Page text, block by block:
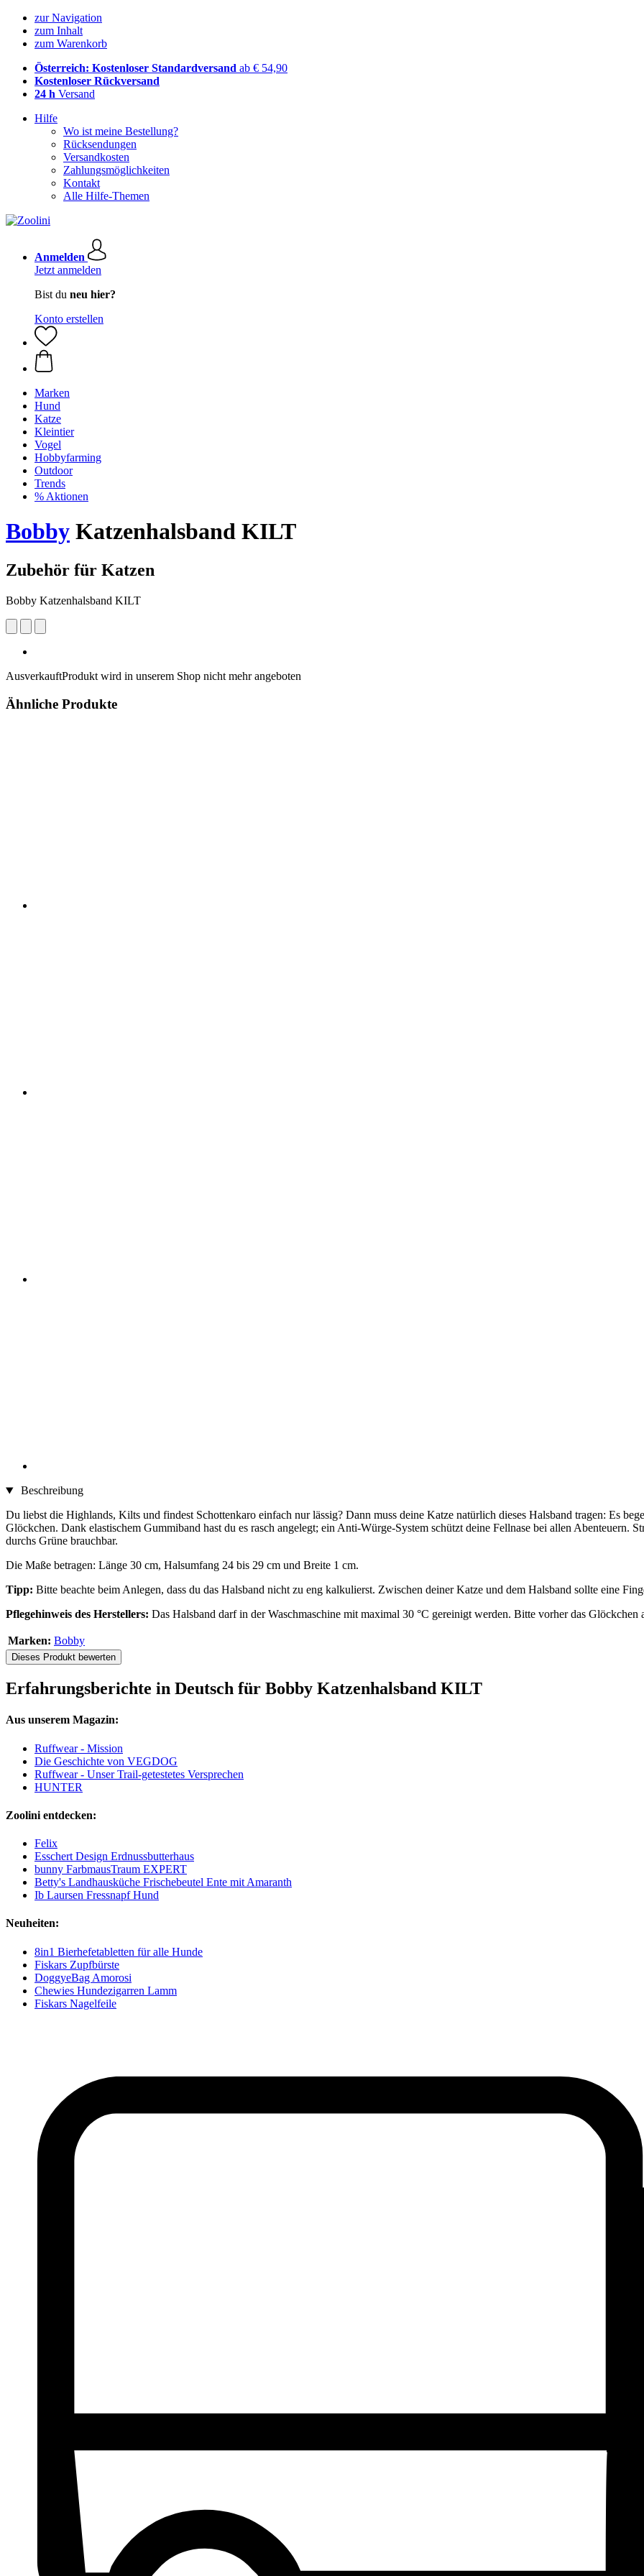
zur Navigation
zum Inhalt
zum Warenkorb
Österreich: Kostenloser Standardversand ab € 54,90
Kostenloser Rückversand
24 h Versand
Hilfe
Wo ist meine Bestellung?
Rücksendungen
Versandkosten
Zahlungsmöglichkeiten
Kontakt
Alle Hilfe-Themen
Anmelden
Jetzt anmelden
Bist du neu hier?
Konto erstellen
Marken
Hund
Katze
Kleintier
Vogel
Hobbyfarming
Outdoor
Trends
% Aktionen
Bobby Katzenhalsband KILT
Zubehör für Katzen
Bobby Katzenhalsband KILT
AusverkauftProdukt wird in unserem Shop nicht mehr angeboten
Ähnliche Produkte
Beschreibung
Du liebst die Highlands, Kilts und findest Schottenkaro einfach nur lässig? Dann muss deine Katze natürlich dieses Halsband tragen: Es
Glöckchen. Dank elastischem Gummiband hast du es rasch angelegt; ein Anti-Würge-System schützt deine Fellnase bei allen Abenteuern.
durchs Grüne brauchbar.
Die Maße betragen: Länge 30 cm, Halsumfang 24 bis 29 cm und Breite 1 cm.
Tipp: Bitte beachte beim Anlegen, dass du das Halsband nicht zu eng kalkulierst. Zwischen deiner Katze und dem Halsband sollte eine
Pflegehinweis des Herstellers: Das Halsband darf in der Waschmaschine mit maximal 30 °C gereinigt werden. Bitte vorher das Glöckchen
Marken: Bobby
Dieses Produkt bewerten
Erfahrungsberichte in Deutsch für Bobby Katzenhalsband KILT
Aus unserem Magazin:
Ruffwear - Mission
Die Geschichte von VEGDOG
Ruffwear - Unser Trail-getestetes Versprechen
HUNTER
Zoolini entdecken:
Felix
Esschert Design Erdnussbutterhaus
bunny FarbmausTraum EXPERT
Betty's Landhausküche Frischebeutel Ente mit Amaranth
Ib Laursen Fressnapf Hund
Neuheiten:
8in1 Bierhefetabletten für alle Hunde
Fiskars Zupfbürste
DoggyeBag Amorosi
Chewies Hundezigarren Lamm
Fiskars Nagelfeile